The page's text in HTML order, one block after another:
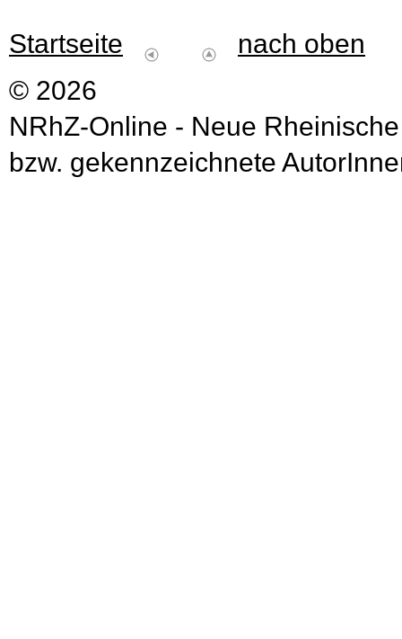
Startseite
nach oben
© 2026
NRhZ-Online - Neue
bzw. gekennzeichnete